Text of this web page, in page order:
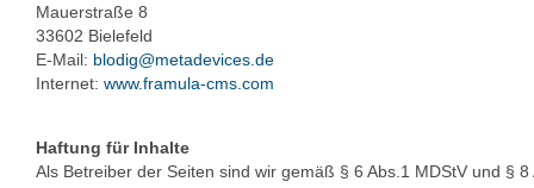
Mauerstraße 8
33602 Bielefeld
E-Mail: blodig@metadevices.de
Internet: www.framula-cms.com
Haftung für Inhalte
Als Betreiber der Seiten sind wir gemäß § 6 Abs.1 MDStV und § 8